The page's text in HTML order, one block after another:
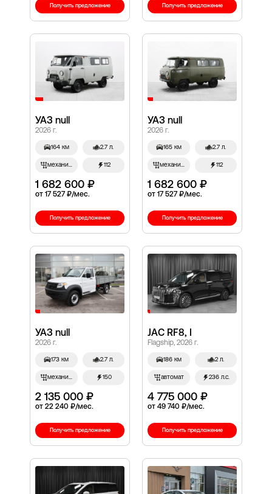
Получить предложение Получить предложение
УАЗ null
2026 г.
164 км 2.7 л.
механич. 112
1 682 600 ₽
от 17 527 ₽/мес.
Получить предложение
УАЗ null
2026 г.
165 км 2.7 л.
механич. 112
1 682 600 ₽
от 17 527 ₽/мес.
Получить предложение
УАЗ null
2026 г.
173 км 2.7 л.
механич. 150
2 135 000 ₽
от 22 240 ₽/мес.
Получить предложение
JAC RF8, I
Flagship, 2026 г.
186 км 2 л.
автомат 236 л.с.
4 775 000 ₽
от 49 740 ₽/мес.
Получить предложение